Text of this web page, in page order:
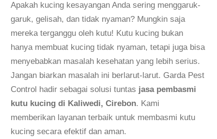
Apakah kucing kesayangan Anda sering menggaruk-
garuk, gelisah, dan tidak nyaman? Mungkin saja
mereka terganggu oleh kutu! Kutu kucing bukan
hanya membuat kucing tidak nyaman, tetapi juga bisa
menyebabkan masalah kesehatan yang lebih serius.
Jangan biarkan masalah ini berlarut-larut. Garda Pest
Control hadir sebagai solusi tuntas jasa pembasmi
kutu kucing di Kaliwedi, Cirebon. Kami
memberikan layanan terbaik untuk membasmi kutu
kucing secara efektif dan aman.